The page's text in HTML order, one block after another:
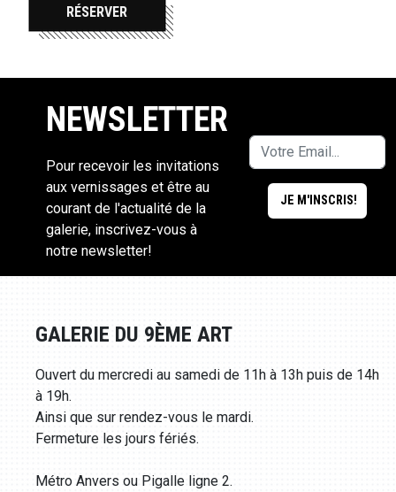
RÉSERVER
NEWSLETTER
Pour recevoir les invitations
aux vernissages et être au
courant de l'actualité de la
galerie, inscrivez-vous à
notre newsletter!
GALERIE DU 9ÈME ART
Ouvert du mercredi au samedi de 11h à 13h puis de 14h
à 19h.
Ainsi que sur rendez-vous le mardi.
Fermeture les jours fériés.
Métro Anvers ou Pigalle ligne 2.